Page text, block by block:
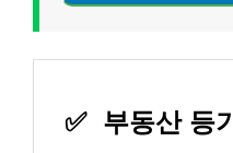
✅ 부동산 등